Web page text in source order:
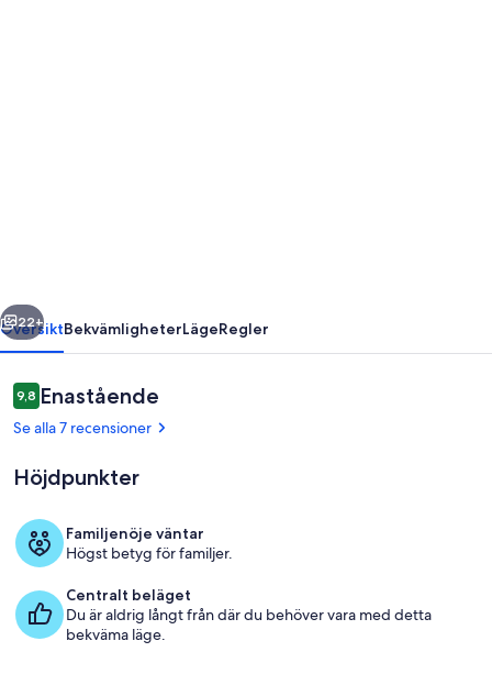
Nästa
22+
ÖversiktBekvämligheterLägeRegler
Recensioner
9,89,8 av 10,
Enastående
Se alla 7 recensioner
Höjdpunkter
Familjenöje väntar
Högst betyg för familjer.
Centralt beläget
Du är aldrig långt från där du behöver vara med detta
bekväma läge.